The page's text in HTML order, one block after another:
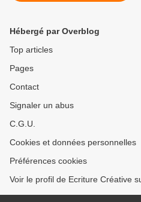
Hébergé par Overblog
Top articles
Pages
Contact
Signaler un abus
C.G.U.
Cookies et données personnelles
Préférences cookies
Voir le profil de Ecriture Créative